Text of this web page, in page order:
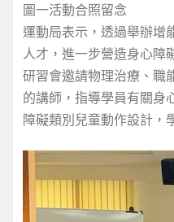
圖一活動合照留念
運動局表示，透過舉辦增
人才，進一步營造身心障
研習會邀請物理治療、職
的講師，指導學員有關身
障礙類別兒童動作設計，